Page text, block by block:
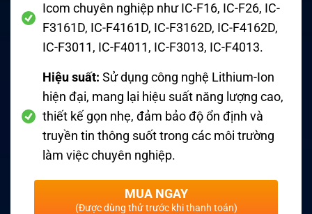
Icom chuyên nghiệp như IC-F16, IC-F26, IC-
F3161D, IC-F4161D, IC-F3162D, IC-F4162D,
IC-F3011, IC-F4011, IC-F3013, IC-F4013.
Hiệu suất: Sử dụng công nghệ Lithium-Ion
hiện đại, mang lại hiệu suất năng lượng cao,
thiết kế gọn nhẹ, đảm bảo độ ổn định và
truyền tin thông suốt trong các môi trường
làm việc chuyên nghiệp.
MUA NGAY
(Được dùng thử trước khi thanh toán)